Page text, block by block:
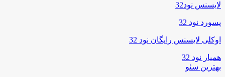
لایسنس نود32
پسورد نود 32
اوکلی لایسنس رایگان نود 32
همیار نود 32
بهترین سئو